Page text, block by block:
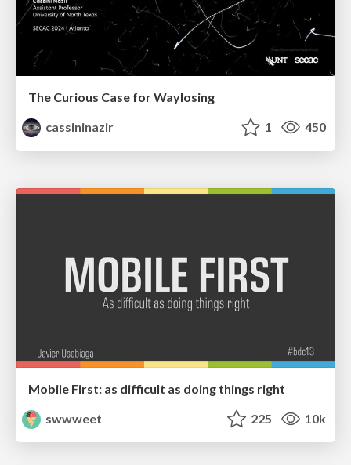
The Curious Case for Waylosing
cassininazir
1 450
Mobile First: as difficult as doing things right
swwweet
225 10k